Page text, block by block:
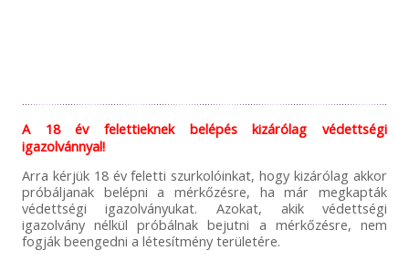
A 18 év felettieknek belépés kizárólag védettségi
igazolvánnyal!
Arra kérjük 18 év feletti szurkolóinkat, hogy kizárólag akkor
próbáljanak belépni a mérkőzésre, ha már megkapták
védettségi igazolványukat. Azokat, akik védettségi
igazolvány nélkül próbálnak bejutni a mérkőzésre, nem
fogják beengedni a létesítmény területére.